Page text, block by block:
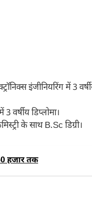
इंजीनियरिंग में 3
वर्षीय डिप्लोमा।
के साथ B.Sc डिग्री।
हजार तक